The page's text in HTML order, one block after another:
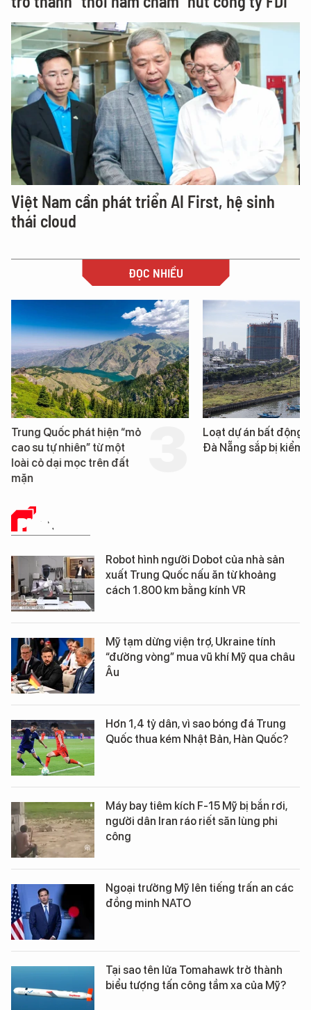
Việt Nam cần phát triển AI First, hệ sinh
thái cloud
ĐỌC NHIỀU
Trung Quốc phát hiện “mỏ
cao su tự nhiên” từ một
loài cỏ dại mọc trên đất
mặn
Loạt dự án bất động
Đà Nẵng sắp bị kiểm
PHÂN TÍCH
Robot hình người Dobot của nhà sản
xuất Trung Quốc nấu ăn từ khoảng
cách 1.800 km bằng kính VR
Mỹ tạm dừng viện trợ, Ukraine tính
“đường vòng” mua vũ khí Mỹ qua châu
Âu
Hơn 1,4 tỷ dân, vì sao bóng đá Trung
Quốc thua kém Nhật Bản, Hàn Quốc?
Máy bay tiêm kích F-15 Mỹ bị bắn rơi,
người dân Iran ráo riết săn lùng phi
công
Ngoại trưởng Mỹ lên tiếng trấn an các
đồng minh NATO
Tại sao tên lửa Tomahawk trở thành
biểu tượng tấn công tầm xa của Mỹ?